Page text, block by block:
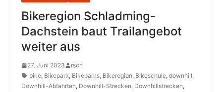
Bikeregion Schladming-
Dachstein baut Trailangebot
weiter aus
27. Juni 2023
rsch
bike, Bikepark, Bikeparks, Bikeregion, Bikeschule, downhill,
Downhill-Abfahrten, Downhill-Strecken, Downhillstrecken,